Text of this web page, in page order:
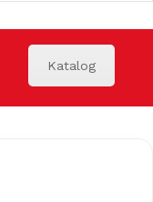
Katalog